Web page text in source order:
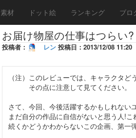
素材 ドット絵 ランキング ブロ
お届け物屋の仕事はつら
投稿者： レン投稿日：2013/12/08 11:20
（注）このレビューでは、キャラクタど
その点に注意して見てください。
さて、今回、今後活躍するかもしれない
まだ自分の作品に自信がないと思う人!
続くかどうかわからないこの企画、第一